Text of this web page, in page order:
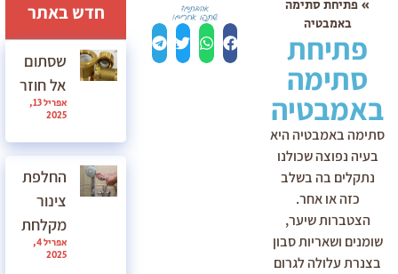
» פתיחת סתימה
באמבטיה
פתיחת
סתימה
באמבטיה
סתימה באמבטיה היא
בעיה נפוצה שכולנו
נתקלים בה בשלב
כזה או אחר.
הצטברות שיער,
שומנים ושאריות סבון
בצנרת עלולה לגרום
חדש באתר
שסתום
אל חוזר
אפריל 13,
2025
החלפת
צינור
מקלחת
אפריל 4,
2025